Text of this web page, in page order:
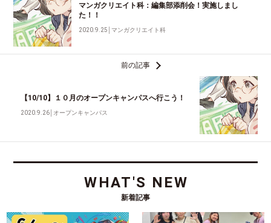
マンガクリエイト科：編集部添削会！実施しまし
た！！
2020.9.25 │マンガクリエイト科
前の記事
【10/10】１０月のオープンキャンパスへ行こう！
2020.9.26 オープンキャンパス
WHAT'S NEW
新着記事